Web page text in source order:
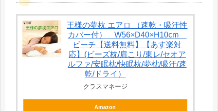
王様の夢枕 エアロ （速乾・吸汗性
カバー付） W56×D40×H10cm
ビーチ【送料無料】【あす楽対
応】(ビーズ枕/肩こり/東レ/セオア
ルファ/安眠枕/快眠枕/夢枕/吸汗/速
乾/ドライ）
クラスマネージ
Amazon